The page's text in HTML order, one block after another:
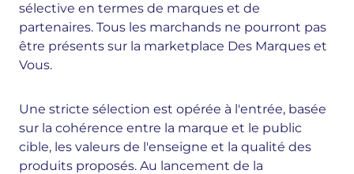
sélective en termes de marques et de
partenaires. Tous les marchands ne pourront pas
être présents sur la marketplace Des Marques et
Vous.
Une stricte sélection est opérée à l'entrée, basée
sur la cohérence entre la marque et le public
cible, les valeurs de l'enseigne et la qualité des
produits proposés. Au lancement de la